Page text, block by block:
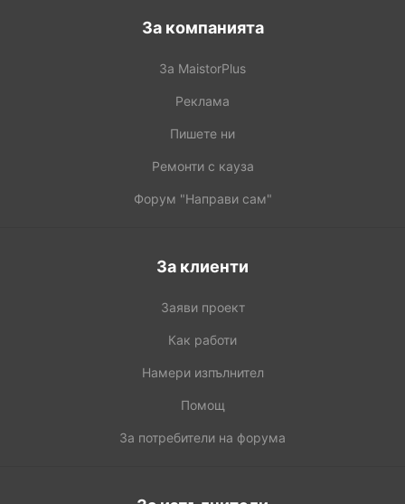
За компанията
За MaistorPlus
Реклама
Пишете ни
Ремонти с кауза
Форум "Направи сам"
За клиенти
Заяви проект
Как работи
Намери изпълнител
Помощ
За потребители на форума